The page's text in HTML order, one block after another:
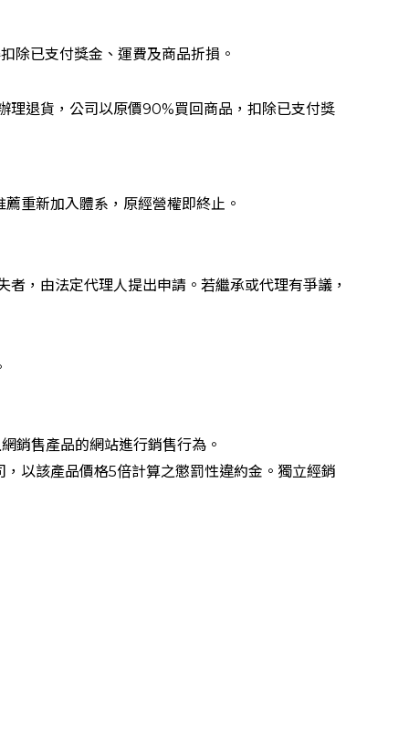
除已支付獎金、運費及商品折損。
退貨，公司以原價90%買回商品，扣除已支付獎
重新加入體系，原經營權即終止。
，由法定代理人提出申請。若繼承或代理有爭議，
銷售產品的網站進行銷售行為。
以該產品價格5倍計算之懲罰性違約金。獨立經銷